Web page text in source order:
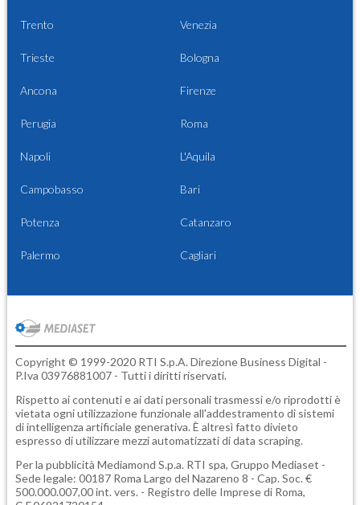
Trento Venezia
Trieste Bologna
Ancona Firenze
Perugia Roma
Napoli L'Aquila
Campobasso Bari
Potenza Catanzaro
Palermo Cagliari
Copyright © 1999-2020 RTI S.p.A. Direzione Business Digital -
P.Iva 03976881007 - Tutti i diritti riservati.
Rispetto ai contenuti e ai dati personali trasmessi e/o riprodotti è
vietata ogni utilizzazione funzionale all'addestramento di sistemi
di intelligenza artificiale generativa. È altresì fatto divieto
espresso di utilizzare mezzi automatizzati di data scraping.
Per la pubblicità Mediamond S.p.a. RTI spa, Gruppo Mediaset -
Sede legale: 00187 Roma Largo del Nazareno 8 - Cap. Soc. €
500.000.007,00 int. vers. - Registro delle Imprese di Roma,